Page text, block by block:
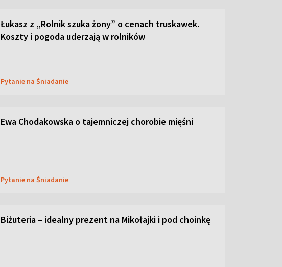
Łukasz z „Rolnik szuka żony” o cenach truskawek.
Koszty i pogoda uderzają w rolników
Pytanie na Śniadanie
Ewa Chodakowska o tajemniczej chorobie mięśni
Pytanie na Śniadanie
Biżuteria – idealny prezent na Mikołajki i pod choinkę